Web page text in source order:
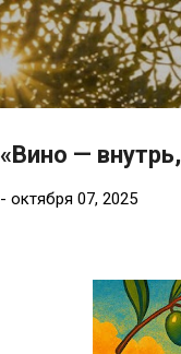
«Вино —
- октября 07, 2025